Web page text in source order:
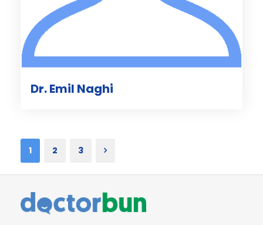
Dr. Emil Naghi
1 2 3